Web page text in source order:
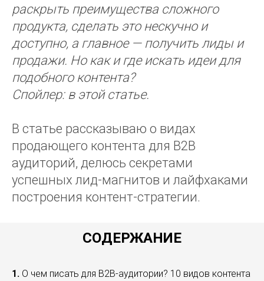
раскрыть преимущества сложного
продукта, сделать это нескучно и
доступно, а главное — получить лиды и
продажи. Но как и где искать идеи для
подобного контента?
Спойлер: в этой статье.
В статье рассказываю о видах
продающего контента для B2B
аудиторий, делюсь секретами
успешных лид-магнитов и лайфхаками
построения контент-стратегии.
СОДЕРЖАНИЕ
1. О чем писать для B2B-аудитории? 10 видов контента